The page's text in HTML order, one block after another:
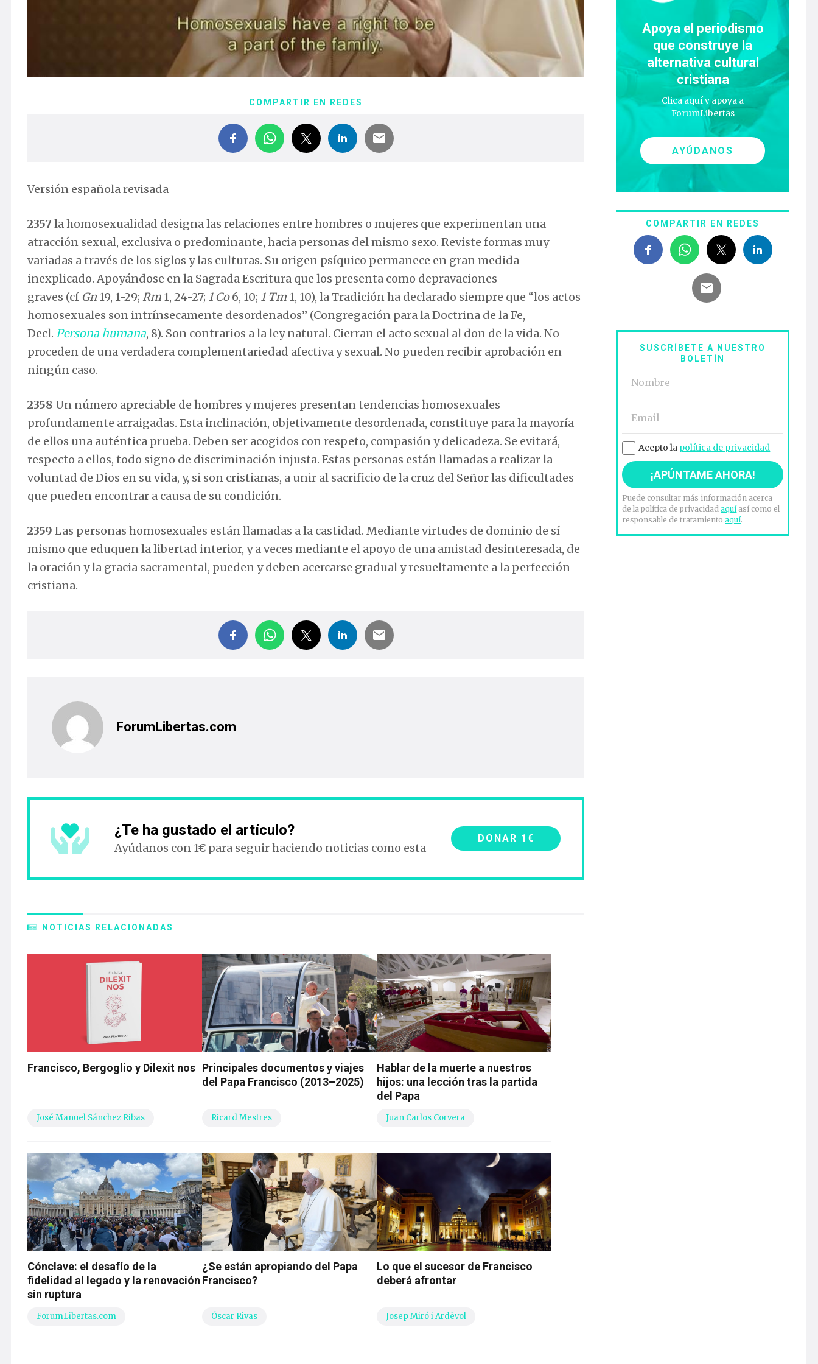
COMPARTIR EN REDES
Versión española revisada
2357 la homosexualidad designa las relaciones entre hombres o mujeres que experimentan una
atracción sexual, exclusiva o predominante, hacia personas del mismo sexo. Reviste formas muy
variadas a través de los siglos y las culturas. Su origen psíquico permanece en gran medida
inexplicado. Apoyándose en la Sagrada Escritura que los presenta como depravaciones
graves (cf Gn 19, 1-29; Rm 1, 24-27; 1 Co6, 10; 1 Tm 1, 10), la Tradición ha declarado siempre que “los actos
homosexuales son intrínsecamente desordenados” (Congregación para la Doctrina de la Fe,
Decl. Persona humana, 8). Son contrarios a la ley natural. Cierran el acto sexual al don de la vida. No
proceden de una verdadera complementariedad afectiva y sexual. No pueden recibir aprobación en
ningún caso.
2358 Un número apreciable de hombres y mujeres presentan tendencias homosexuales
profundamente arraigadas. Esta inclinación, objetivamente desordenada, constituye para la mayoría
de ellos una auténtica prueba. Deben ser acogidos con respeto, compasión y delicadeza. Se evitará,
respecto a ellos, todo signo de discriminación injusta. Estas personas están llamadas a realizar la
voluntad de Dios en su vida, y, si son cristianas, a unir al sacrificio de la cruz del Señor las dificultades
que pueden encontrar a causa de su condición.
2359 Las personas homosexuales están llamadas a la castidad. Mediante virtudes de dominio de sí
mismo que eduquen la libertad interior, y a veces mediante el apoyo de una amistad desinteresada, de
la oración y la gracia sacramental, pueden y deben acercarse gradual y resueltamente a la perfección
cristiana.
ForumLibertas.com
¿Te ha gustado el artículo?
Ayúdanos con 1€ para seguir haciendo noticias como esta
DONAR 1€
NOTICIAS RELACIONADAS
Francisco, Bergoglio y Dilexit nos
José Manuel Sánchez Ribas
Principales documentos y viajes
del Papa Francisco (2013–2025)
Ricard Mestres
Hablar de la muerte a nuestros
hijos: una lección tras la partida
del Papa
Juan Carlos Corvera
Cónclave: el desafío de la
fidelidad al legado y la renovación
sin ruptura
ForumLibertas.com
¿Se están apropiando del Papa
Francisco?
Óscar Rivas
Lo que el sucesor de Francisco
deberá afrontar
Josep Miró i Ardèvol
Apoya el periodismo
que construye la
alternativa cultural
cristiana
Clica aquí y apoya a
ForumLibertas
AYÚDANOS
COMPARTIR EN REDES
SUSCRÍBETE A NUESTRO
BOLETÍN
Acepto la política de privacidad
Puede consultar más información acerca
de la política de privacidadaquíasí como el
responsable de tratamientoaquí.